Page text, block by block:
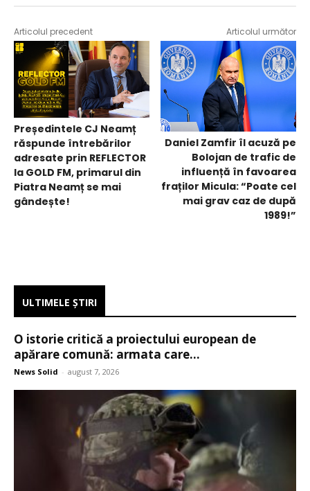
Articolul precedent
Președintele CJ Neamț
răspunde întrebărilor
adresate prin REFLECTOR
la GOLD FM, primarul din
Piatra Neamț se mai
gândește!
Articolul următor
Daniel Zamfir îl acuză pe
Bolojan de trafic de
influență în favoarea
fraților Micula: “Poate cel
mai grav caz de după
1989!”
ULTIMELE ŞTIRI
O istorie critică a proiectului european de
apărare comună: armata care...
News Solid - august 7, 2026